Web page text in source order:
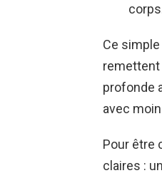
Ce
remettent
profonde
avec
Pour être
claires :